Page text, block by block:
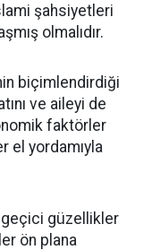
şahsiyetleri
olmalıdır.
biçimlendirdiği
ve aileyi de
faktörler
el yordamıyla
güzellikler
ön plana